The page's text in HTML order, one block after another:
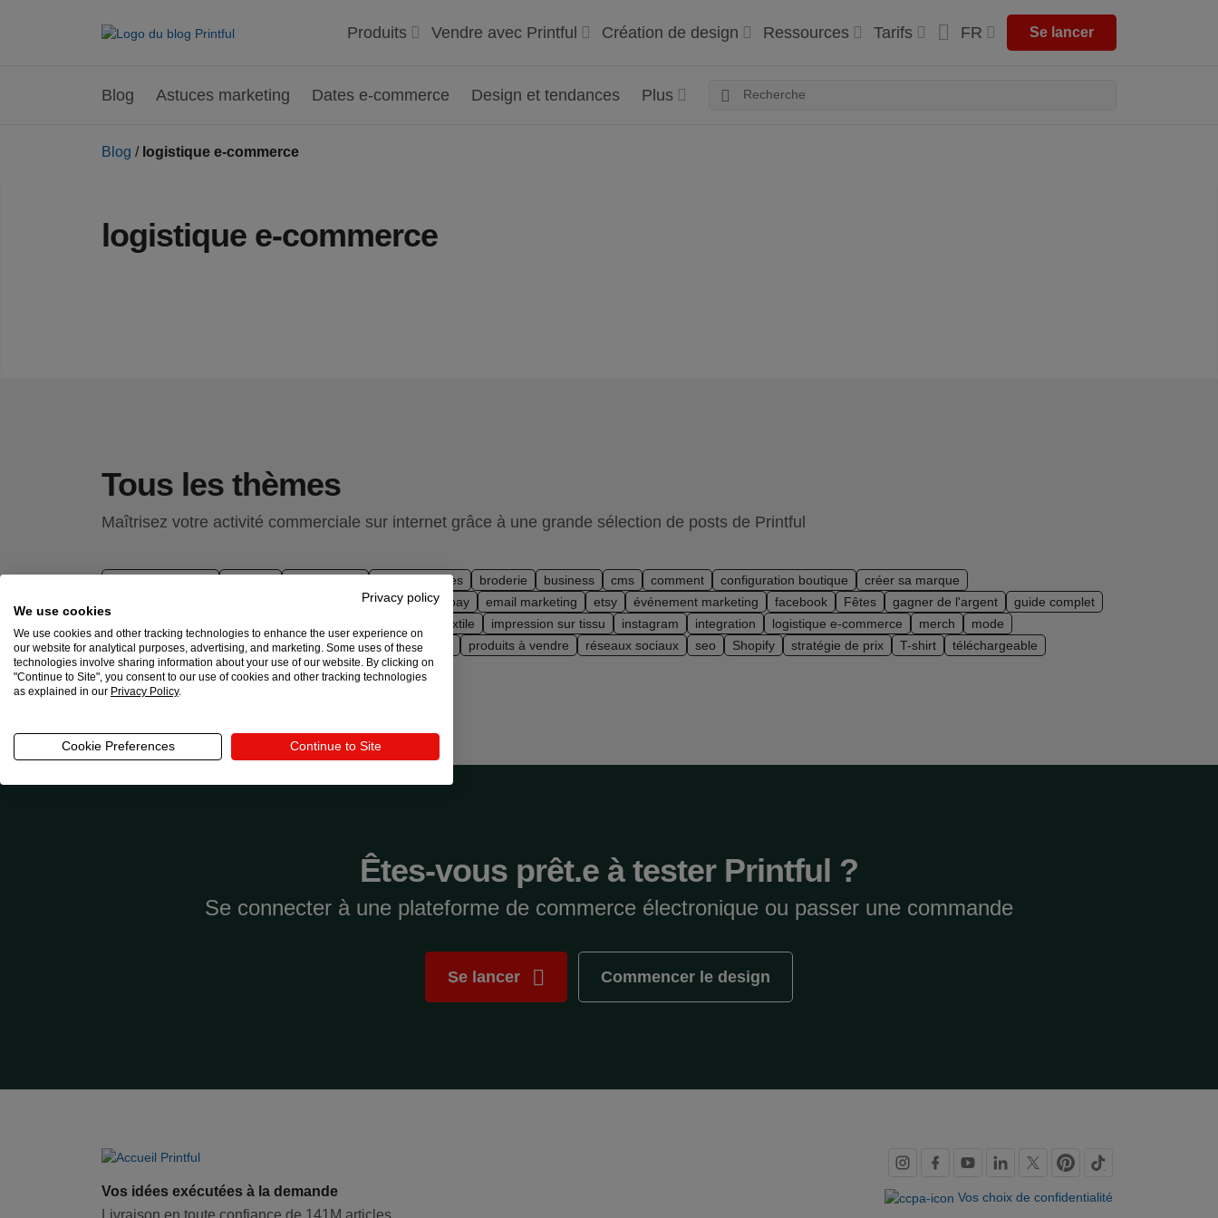
Produits Vendre avec Printful Création de design Ressources Tarifs FR Se lancer
Blog Astuces marketing Dates e-commerce Design et tendances Plus
Blog / logistique e-commerce
logistique e-commerce
Tous les thèmes
Maîtrisez votre activité commerciale sur internet grâce à une grande sélection de posts de Printful
booster-ventes broderie business cms comment configuration boutique
créer sa marque
e-commerce ebay email marketing etsy événement marketing facebook Fêtes gagner de l'argent
guide complet
impression numérique textile impression sur tissu instagram integration logistique e-commerce merch
mode
Modèle de réussite
niche packaging print on demand produits à vendre réseaux sociaux seo Shopify stratégie de prix T-shirt
téléchargeable
tendance design
Tiktok vitesse site
Êtes-vous prêt.e à tester Printful ?
Se connecter à une plateforme de commerce électronique ou passer une commande
Se lancer Commencer le design
Vos idées exécutées à la demande
Livraison en toute confiance de 141M articles
Liens
vers
Vos choix de confidentialité
Privacy policy
We use cookies
We use cookies and other tracking technologies to enhance the user experience on
our website for analytical purposes, advertising, and marketing. Some uses of these
technologies involve sharing information about your use of our website. By clicking on
"Continue to Site", you consent to our use of cookies and other tracking technologies
as explained in our Privacy Policy.
Cookie Preferences Continue to Site